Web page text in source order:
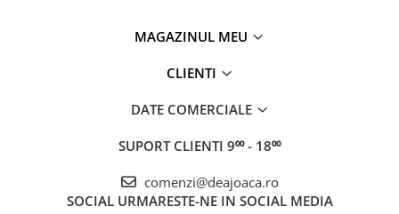
MAGAZINUL MEU
CLIENTI
DATE COMERCIALE
SUPORT CLIENTI 9⁰⁰ - 18⁰⁰
comenzi@deajoaca.ro
SOCIAL URMARESTE-NE IN SOCIAL MEDIA